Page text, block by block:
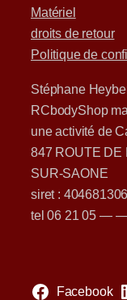
Matériel
droits de retour
Politique de
Stéphane
RCbodyShop
une activité de
847 ROUTE DE
SUR-SAONE
siret :
tel 06 21 05 —
Facebook